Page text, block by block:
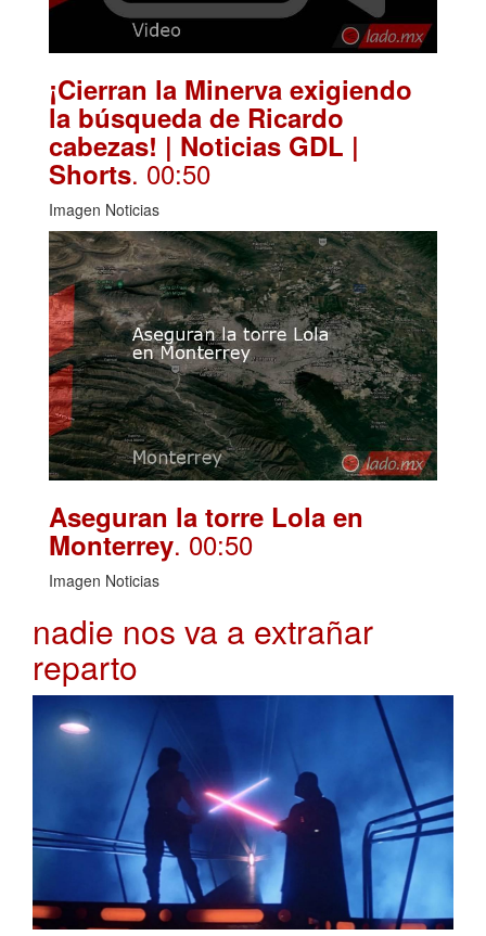
¡Cierran la Minerva exigiendo
la búsqueda de Ricardo
cabezas! | Noticias GDL |
Shorts. 00:50
Imagen Noticias
Aseguran la torre Lola en
Monterrey. 00:50
Imagen Noticias
nadie nos va a extrañar
reparto